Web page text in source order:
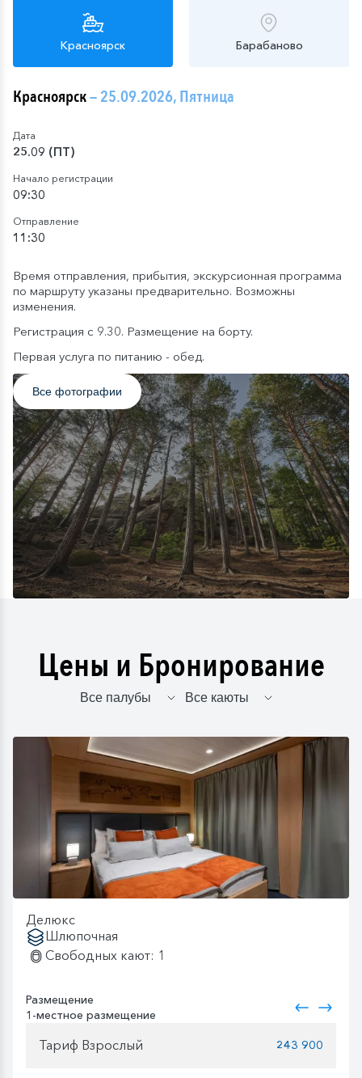
Красноярск Барабаново
Красноярск— 25.09.2026, Пятница
Дата
25.09 (ПТ)
Начало регистрации
09:30
Отправление
11:30
Время отправления, прибытия, экскурсионная программа
по маршруту указаны предварительно. Возможны
изменения.
Регистрация с 9.30. Размещение на борту.
Первая услуга по питанию - обед.
Все фотографии
Цены и Бронирование
Делюкс
Шлюпочная
Свободных кают: 1
Размещение
1-местное размещение
Тариф Взрослый 243 900